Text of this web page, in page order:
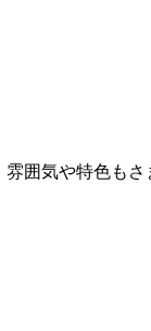
囲気や特色も